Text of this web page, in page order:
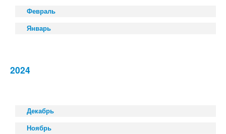
Февраль
Январь
2024
Декабрь
Ноябрь